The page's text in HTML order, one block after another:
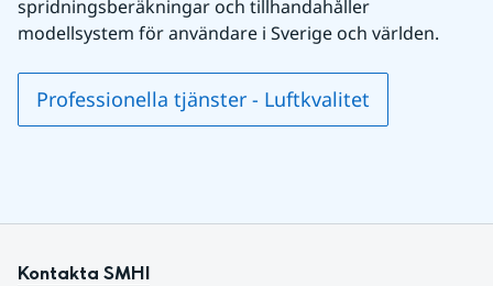
spridningsberäkningar och tillhandahåller
modellsystem för användare i Sverige och världen.
Professionella tjänster - Luftkvalitet
Kontakta SMHI